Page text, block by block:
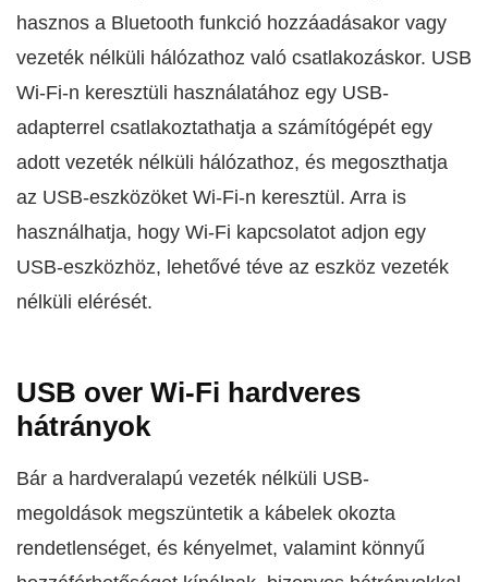
hasznos a Bluetooth funkció hozzáadásakor vagy
vezeték nélküli hálózathoz való csatlakozáskor. USB
Wi-Fi-n keresztüli használatához egy USB-
adapterrel csatlakoztathatja a számítógépét egy
adott vezeték nélküli hálózathoz, és megoszthatja
az USB-eszközöket Wi-Fi-n keresztül. Arra is
használhatja, hogy Wi‑Fi kapcsolatot adjon egy
USB-eszközhöz, lehetővé téve az eszköz vezeték
nélküli elérését.
USB over Wi-Fi hardveres
hátrányok
Bár a hardveralapú vezeték nélküli USB-
megoldások megszüntetik a kábelek okozta
rendetlenséget, és kényelmet, valamint könnyű